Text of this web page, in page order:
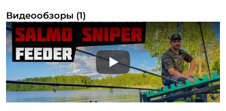
Видеообзоры (1)
Play